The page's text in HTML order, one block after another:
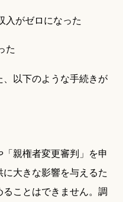
入がゼロになった
た
以下のような手続きが
親権者変更審判」を申
大きな影響を与えるた
ことはできません。調